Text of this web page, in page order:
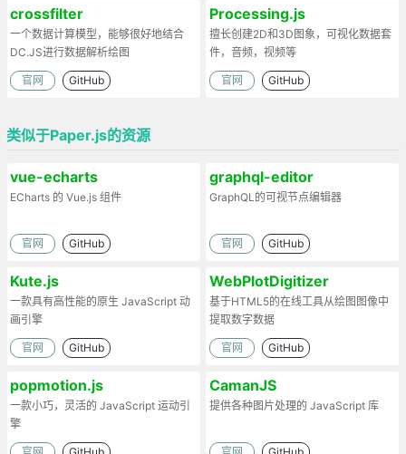
crossfilter
一个数据计算模型，能够很好地结合
DC.JS进行数据解析绘图
官网 GitHub
Processing.js
擅长创建2D和3D图象，可视化数据套
件，音频，视频等
官网 GitHub
类似于Paper.js的资源
vue-echarts
ECharts 的 Vue.js 组件
官网 GitHub
graphql-editor
GraphQL的可视节点编辑器
官网 GitHub
Kute.js
一款具有高性能的原生 JavaScript 动
画引擎
官网 GitHub
WebPlotDigitizer
基于HTML5的在线工具从绘图图像中
提取数字数据
官网 GitHub
popmotion.js
一款小巧，灵活的 JavaScript 运动引
擎
CamanJS
提供各种图片处理的 JavaScript 库